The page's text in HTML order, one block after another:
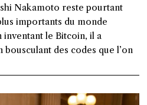
Nakamoto reste pourtant
importants du monde
le Bitcoin, il a
des codes que l’on